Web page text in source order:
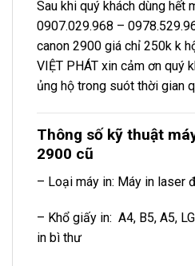
Sau khi quý khách dùng hết
0907.029.968 –
canon 2900 giá chỉ 250k k
VIỆT PHÁT xin cảm ơn quý
ủng hộ trong suót thời gian
Thông số kỹ thuật
2900 cũ
– Loại máy in: Máy in laser
– Khổ giấy in: A4, B5, A5,
in bì thư